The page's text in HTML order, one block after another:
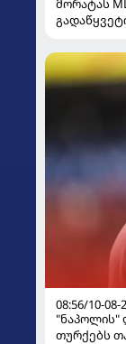
მორატას
08:56/10-08-
"ნაპოლის"
თურქებს